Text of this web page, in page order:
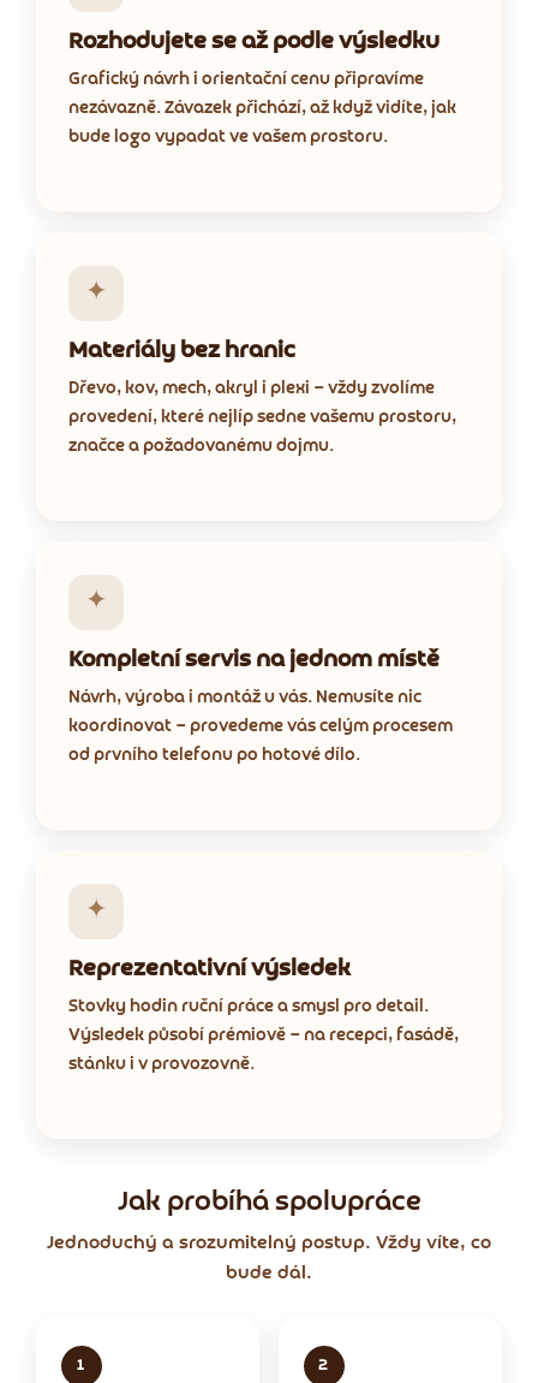
Rozhodujete se až podle výsledku
Grafický návrh i orientační cenu připravíme
nezávazně. Závazek přichází, až když vidíte, jak
bude logo vypadat ve vašem prostoru.
✦
Materiály bez hranic
Dřevo, kov, mech, akryl i plexi — vždy zvolíme
provedení, které nejlíp sedne vašemu prostoru,
značce a požadovanému dojmu.
✦
Kompletní servis na jednom místě
Návrh, výroba i montáž u vás. Nemusíte nic
koordinovat — provedeme vás celým procesem
od prvního telefonu po hotové dílo.
✦
Reprezentativní výsledek
Stovky hodin ruční práce a smysl pro detail.
Výsledek působí prémiově — na recepci, fasádě,
stánku i v provozovně.
Jak probíhá spolupráce
Jednoduchý a srozumitelný postup. Vždy víte, co
bude dál.